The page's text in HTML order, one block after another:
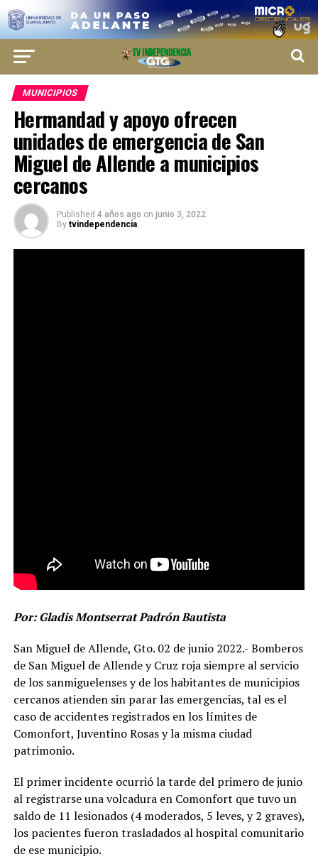
MUNICIPIOS
Hermandad y apoyo ofrecen
unidades de emergencia de San
Miguel de Allende a municipios
cercanos
Published 4 años ago on junio 3, 2022
By tvindependencia
Por: Gladis Montserrat Padrón Bautista
San Miguel de Allende, Gto. 02 de junio 2022.- Bomberos
de San Miguel de Allende y Cruz roja siempre al servicio
de los sanmiguelenses y de los habitantes de municipios
cercanos atienden sin parar las emergencias, tal es el
caso de accidentes registrados en los límites de
Comonfort, Juventino Rosas y la misma ciudad
patrimonio.
El primer incidente ocurrió la tarde del primero de junio
al registrarse una volcadura en Comonfort que tuvo un
saldo de 11 lesionados (4 moderados, 5 leves, y 2 graves),
los pacientes fueron trasladados al hospital comunitario
de ese municipio.